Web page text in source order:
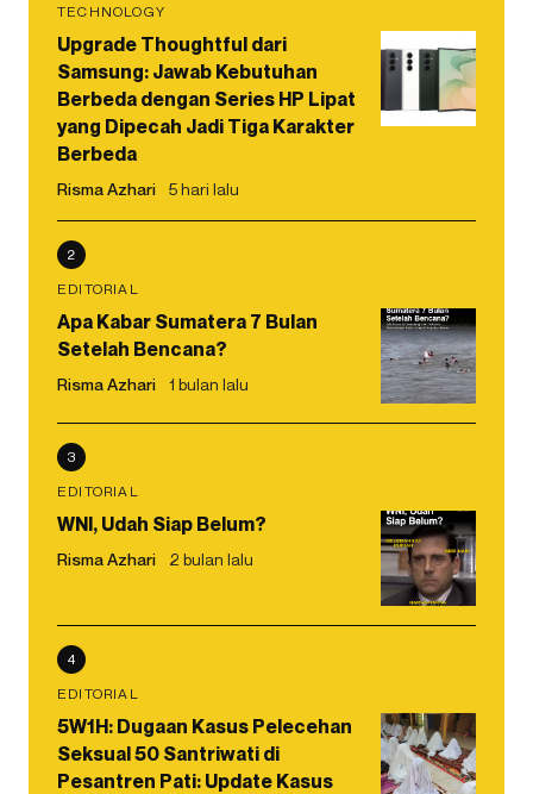
TECHNOLOGY
Upgrade Thoughtful dari
Samsung: Jawab Kebutuhan
Berbeda dengan Series HP Lipat
yang Dipecah Jadi Tiga Karakter
Berbeda
Risma Azhari 5 hari lalu
2
EDITORIAL
Apa Kabar Sumatera 7 Bulan
Setelah Bencana?
Risma Azhari 1 bulan lalu
3
EDITORIAL
WNI, Udah Siap Belum?
Risma Azhari 2 bulan lalu
4
EDITORIAL
5W1H: Dugaan Kasus Pelecehan
Seksual 50 Santriwati di
Pesantren Pati: Update Kasus